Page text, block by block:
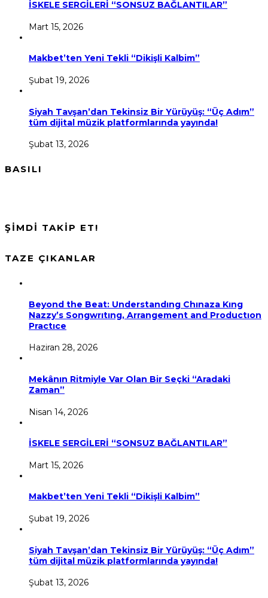
İSKELE SERGİLERİ “SONSUZ BAĞLANTILAR”
Mart 15, 2026
Makbet’ten Yeni Tekli “Dikişli Kalbim”
Şubat 19, 2026
Siyah Tavşan’dan Tekinsiz Bir Yürüyüş: “Üç Adım”
tüm dijital müzik platformlarında yayında!
Şubat 13, 2026
BASILI
ŞİMDİ TAKİP ET!
TAZE ÇIKANLAR
Beyond the Beat: Understandıng Chınaza Kıng
Nazzy’s Songwrıtıng, Arrangement and Productıon
Practıce
Haziran 28, 2026
Mekânın Ritmiyle Var Olan Bir Seçki “Aradaki
Zaman”
Nisan 14, 2026
İSKELE SERGİLERİ “SONSUZ BAĞLANTILAR”
Mart 15, 2026
Makbet’ten Yeni Tekli “Dikişli Kalbim”
Şubat 19, 2026
Siyah Tavşan’dan Tekinsiz Bir Yürüyüş: “Üç Adım”
tüm dijital müzik platformlarında yayında!
Şubat 13, 2026